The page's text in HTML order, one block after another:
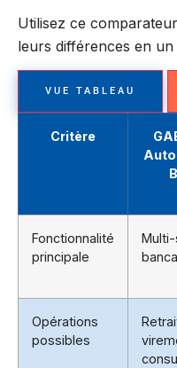
Utilisez ce
leurs différences en un
VUE TABLEAU
Critère
Fonctionnalité
principale
Opérations
possibles